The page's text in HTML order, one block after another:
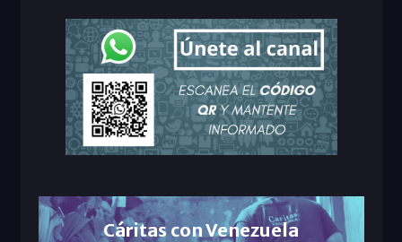
Cáritas con Venezuela